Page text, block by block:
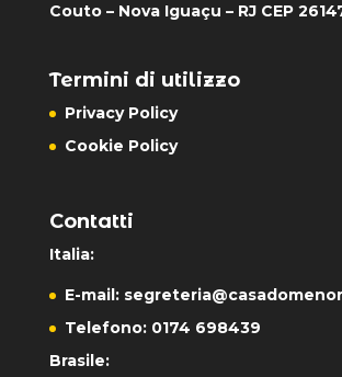
Couto – Nova Iguaçu – RJ CEP
Termini di utilizzo
Privacy Policy
Cookie Policy
Contatti
Italia:
E-mail:
Telefono: 0174 698439
Brasile: